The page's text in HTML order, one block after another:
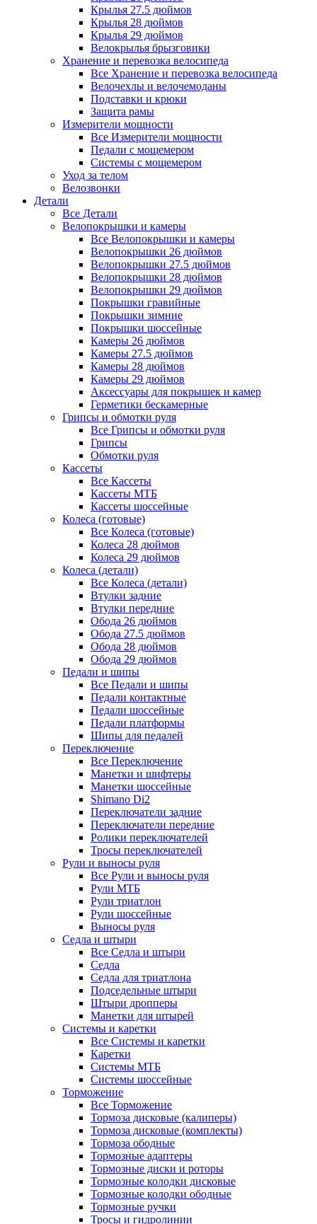
Крылья 27.5 дюймов
Крылья 28 дюймов
Крылья 29 дюймов
Велокрылья брызговики
Хранение и перевозка велосипеда
Все Хранение и перевозка велосипеда
Велочехлы и велочемоданы
Подставки и крюки
Защита рамы
Измерители мощности
Все Измерители мощности
Педали с мощемером
Системы с мощемером
Уход за телом
Велозвонки
Детали
Все Детали
Велопокрышки и камеры
Все Велопокрышки и камеры
Велопокрышки 26 дюймов
Велопокрышки 27.5 дюймов
Велопокрышки 28 дюймов
Велопокрышки 29 дюймов
Покрышки гравийные
Покрышки зимние
Покрышки шоссейные
Камеры 26 дюймов
Камеры 27.5 дюймов
Камеры 28 дюймов
Камеры 29 дюймов
Аксессуары для покрышек и камер
Герметики бескамерные
Грипсы и обмотки руля
Все Грипсы и обмотки руля
Грипсы
Обмотки руля
Кассеты
Все Кассеты
Кассеты МТБ
Кассеты шоссейные
Колеса (готовые)
Все Колеса (готовые)
Колеса 28 дюймов
Колеса 29 дюймов
Колеса (детали)
Все Колеса (детали)
Втулки задние
Втулки передние
Обода 26 дюймов
Обода 27.5 дюймов
Обода 28 дюймов
Обода 29 дюймов
Педали и шипы
Все Педали и шипы
Педали контактные
Педали шоссейные
Педали платформы
Шипы для педалей
Переключение
Все Переключение
Манетки и шифтеры
Манетки шоссейные
Shimano Di2
Переключатели задние
Переключатели передние
Ролики переключателей
Тросы переключателей
Рули и выносы руля
Все Рули и выносы руля
Рули МТБ
Рули триатлон
Рули шоссейные
Выносы руля
Седла и штыри
Все Седла и штыри
Седла
Седла для триатлона
Подседельные штыри
Штыри дропперы
Манетки для штырей
Системы и каретки
Все Системы и каретки
Каретки
Системы МТБ
Системы шоссейные
Торможение
Все Торможение
Тормоза дисковые (калиперы)
Тормоза дисковые (комплекты)
Тормоза ободные
Тормозные адаптеры
Тормозные диски и роторы
Тормозные колодки дисковые
Тормозные колодки ободные
Тормозные ручки
Тросы и гидролинии